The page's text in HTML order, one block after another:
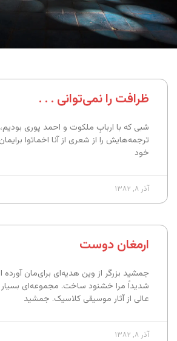
ظرافت را نمی‌توانی . . .
شبی که با اربابِ ملکوت و احمد پوری بودیم،
ترجمه‌هایش را از شعری از آنا اخماتوا
خود
آذر ۸, ۱۳۸۲
ارمغان دوست
جمشید بزرگر از وین هدیه‌ای برای‌مان
شدیداً مرا خشنود ساخت. مجموعه‌ای بسیار
عالی از آثار موسیقی کلاسیک. جمشید
آذر ۸, ۱۳۸۲